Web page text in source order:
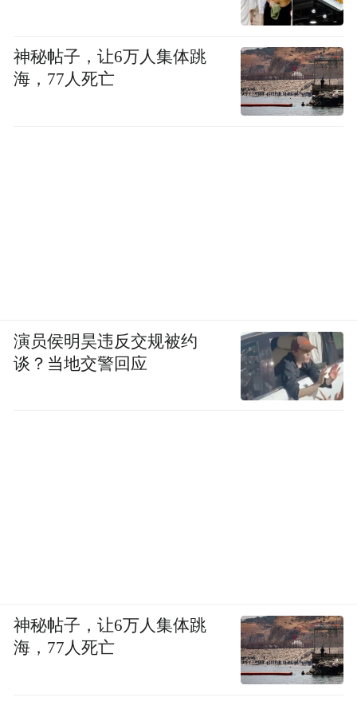
“特别声明：以上作品内容(包括在内的视频、图片或音
频)为凤凰网旗下自媒体平台“大风号”用户上传并发
布，本平台仅提供信息存储空间服务。
Notice: The content above (including the videos,
pictures and audios if any) is uploaded and posted
by the user of Dafeng Hao, which is a social media
神秘帖子，让6万人集体跳
海，77人死亡
演员侯明昊违反交规被约
谈？当地交警回应
神秘帖子，让6万人集体跳
海，77人死亡